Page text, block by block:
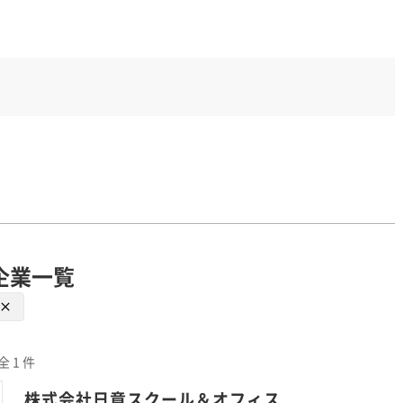
業一覧
1 件